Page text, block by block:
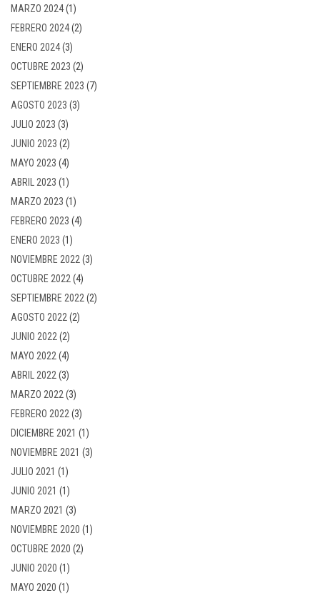
MARZO 2024(1)
FEBRERO 2024(2)
ENERO 2024(3)
OCTUBRE 2023 (2)
SEPTIEMBRE 2023 (7)
AGOSTO 2023 (3)
JULIO 2023 (3)
JUNIO 2023 (2)
MAYO 2023 (4)
ABRIL 2023 (1)
MARZO 2023 (1)
FEBRERO 2023 (4)
ENERO 2023 (1)
NOVIEMBRE 2022 (3)
OCTUBRE 2022 (4)
SEPTIEMBRE 2022 (2)
AGOSTO 2022 (2)
JUNIO 2022 (2)
MAYO 2022 (4)
ABRIL 2022 (3)
MARZO 2022 (3)
FEBRERO 2022 (3)
DICIEMBRE 2021 (1)
NOVIEMBRE 2021 (3)
JULIO 2021 (1)
JUNIO 2021 (1)
MARZO 2021 (3)
NOVIEMBRE 2020 (1)
OCTUBRE 2020 (2)
JUNIO 2020 (1)
MAYO 2020 (1)